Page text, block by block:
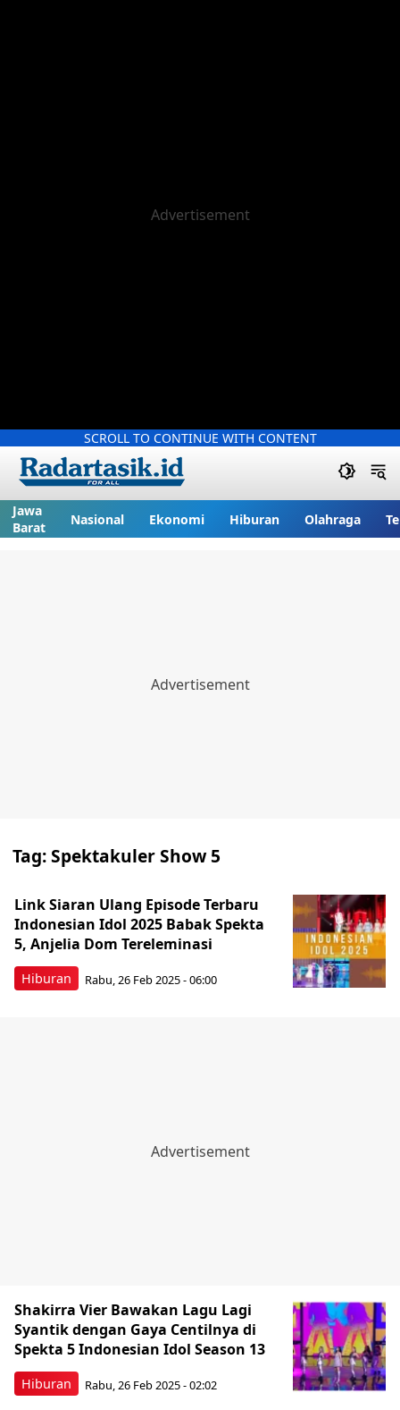
SCROLL TO CONTINUE WITH CONTENT
Jawa
Barat
Nasional Ekonomi Hiburan Olahraga
Tag:Spektakuler Show 5
Hiburan
Link Siaran Ulang Episode Terbaru
Indonesian Idol 2025 Babak Spekta
5, Anjelia Dom Tereleminasi
Rabu, 26 Feb 2025 - 06:00
Hiburan
Shakirra Vier Bawakan Lagu Lagi
Syantik dengan Gaya Centilnya di
Spekta 5 Indonesian Idol Season 13
Rabu, 26 Feb 2025 - 02:02